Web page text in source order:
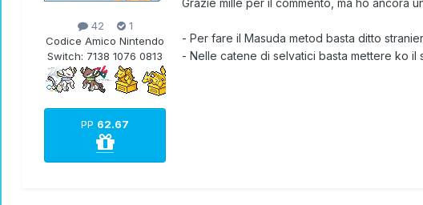
42
1
Codice Amico Nintendo
Switch: 7138 1076 0813
PP 62.67
Grazie mille per il commento, ma ho ancora
- Per fare il Masuda metod basta ditto
- Nelle catene di selvatici basta mettere ko il